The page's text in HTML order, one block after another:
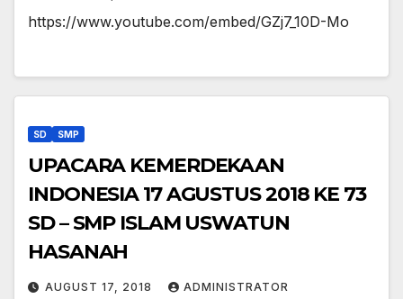
https://www.youtube.com/embed/GZj7_10D-Mo
SD SMP
UPACARA KEMERDEKAAN
INDONESIA 17 AGUSTUS 2018 KE 73
SD – SMP ISLAM USWATUN
HASANAH
AUGUST 17, 2018 ADMINISTRATOR